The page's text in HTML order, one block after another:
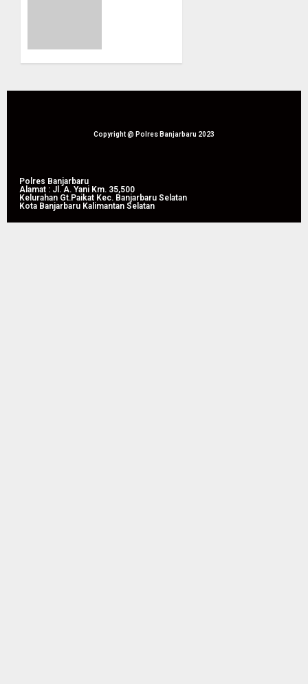
05/08/2026
Melalui
Tahun
0
Copyright @ Polres Banjarbaru 2023
Polres Banjarbaru
Alamat : Jl. A. Yani Km. 35,500
Kelurahan Gt.Paikat Kec. Banjarbaru Selatan
Kota Banjarbaru Kalimantan Selatan